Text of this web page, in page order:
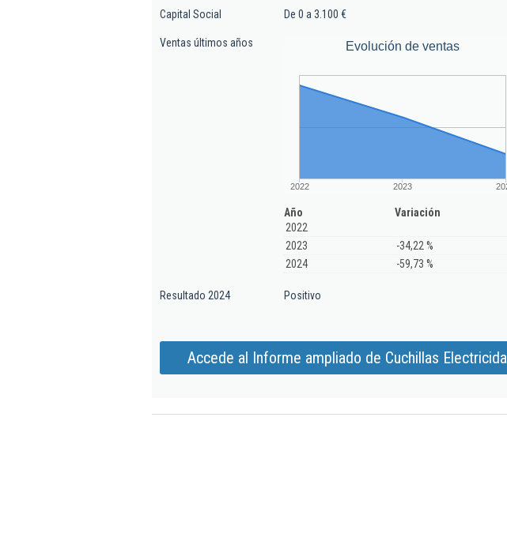
Capital Social De 0 a 3.100 €
Ventas últimos años Evolución de ventas
2022 2023
Año
Variación
2022
2023
-34,22 %
2024
-59,73 %
Resultado 2024 Positivo
Accede al Informe ampliado de Cuchillas